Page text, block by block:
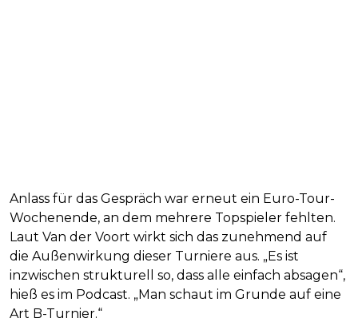
Anlass für das Gespräch war erneut ein Euro-Tour-
Wochenende, an dem mehrere Topspieler fehlten.
Laut Van der Voort wirkt sich das zunehmend auf
die Außenwirkung dieser Turniere aus. „Es ist
inzwischen strukturell so, dass alle einfach absagen“,
hieß es im Podcast. „Man schaut im Grunde auf eine
Art B-Turnier.“